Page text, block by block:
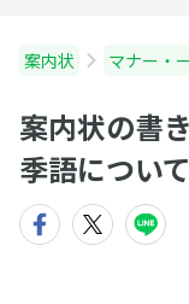
案内状 マナー・
案内状の書
季語について